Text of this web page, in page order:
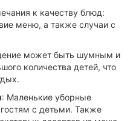
к качеству блюд:
меню, а также случаи с
может быть шумным и
количества детей, что
: Маленькие уборные
с детьми. Также